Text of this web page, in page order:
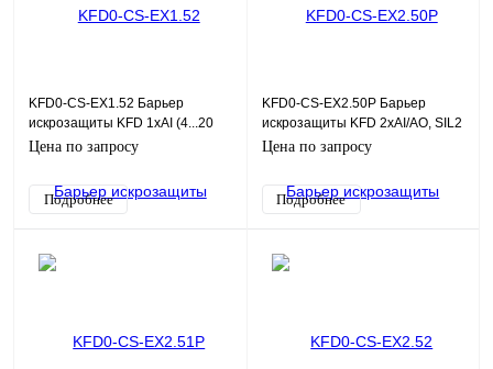
KFD0-CS-EX1.52 Барьер
искрозащиты KFD 1хAI (4...20
мА)
Цена по запросу
Подробнее
KFD0-CS-EX2.50P Барьер
искрозащиты KFD 2хAI/AO, SIL2
Цена по запросу
Подробнее